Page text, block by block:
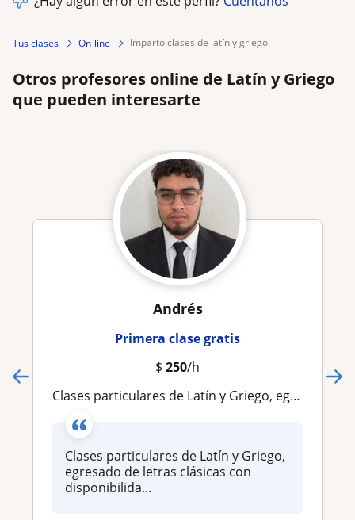
Tus clases On-line imparto clases de latín y griego
Otros profesores online de Latín y Griego
que pueden interesarte
Andrés
Primera clase gratis
$ 250/h
Clases particulares de Latín y Griego, egresado de letras clásicas con disponibilidad de horario
Clases particulares de Latín y Griego,
egresado de letras clásicas con
disponibilida...